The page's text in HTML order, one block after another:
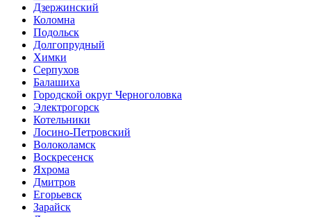
Дзержинский
Коломна
Подольск
Долгопрудный
Химки
Серпухов
Балашиха
Городской округ Черноголовка
Электрогорск
Котельники
Лосино-Петровский
Волоколамск
Воскресенск
Яхрома
Дмитров
Егорьевск
Зарайск